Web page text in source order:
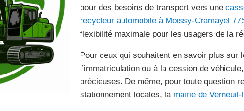
pour des besoins de transport vers une
recycleur automobile à Moissy-Cramayel
flexibilité maximale pour les usagers de la
Pour ceux qui souhaitent en savoir plus
l’immatriculation ou à la cession de
précieuses. De même, pour toute question
stationnement locales, la mairie de Verneuil-